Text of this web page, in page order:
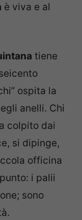
è viva e al
tiene
ospita la
anelli. Chi
colpito dai
si dipinge,
officina
i palii
sono